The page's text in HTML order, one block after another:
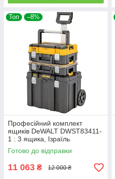
Топ –8%
Професійний комплект
ящиків DeWALT DWST83411-
1 : 3 ящика, Ізраїль
Готово до відправки
11 063 ₴ 12 000 ₴